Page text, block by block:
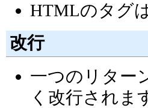
HTMLのタグ
改行
一つのリター
く改行されま